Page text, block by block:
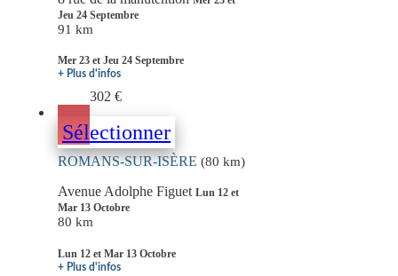
Jeu 24 Septembre
91 km
Mer 23 et Jeu 24 Septembre
+ Plus d'infos
302 €
Sélectionner
ROMANS-SUR-ISÈRE (80 km)
Avenue Adolphe Figuet Lun 12 et
Mar 13 Octobre
80 km
Lun 12 et Mar 13 Octobre
+ Plus d'infos